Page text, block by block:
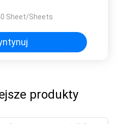
Sheet/Sheets
produkty